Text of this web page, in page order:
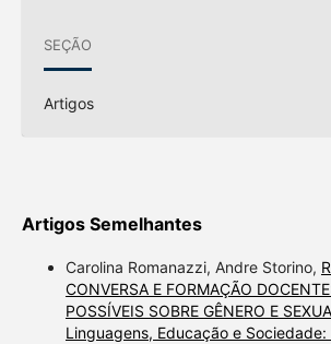
SEÇÃO
Artigos
Artigos Semelhantes
Carolina Romanazzi, Andre Storino,
CONVERSA E FORMAÇÃO
POSSÍVEIS SOBRE GÊNERO E
Linguagens, Educação e